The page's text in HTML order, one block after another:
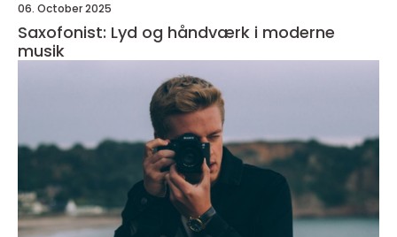
06. October 2025
Saxofonist: Lyd og håndværk i moderne
musik